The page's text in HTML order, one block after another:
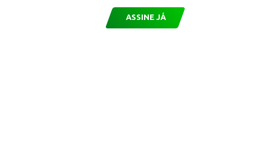
ASSINE JÁ